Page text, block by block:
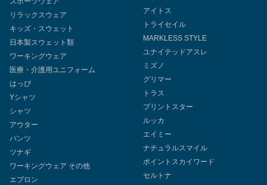
リラックスウェア
キッズ・スウェット
日本製スウェット類
ワーキングウェア
医療・介護用ユニフォーム
はっぴ
Yシャツ
シャツ
アウター
パンツ
ツナギ
ワーキングウェア その他
エプロン
アイトス
トライセイル
MARKLESS STYLE
ユナイテッドアスレ
ミズノ
グリマー
トラス
プリントスター
ルッカ
エイミー
ナチュラルスマイル
ポイントスカイワード
セルトナ